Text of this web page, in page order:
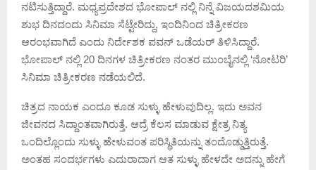
ನಟಿಸುತ್ತಿದ್ದಾರೆ. ಮಧ್ಯಪ್ರದೇಶದ ಭೋಪಾಲ್ ನಲ್ಲಿ ನಿನ್ನೆ ವಿಜಯದಶಮಿಯ
ಶುಭ ದಿನದಂದು ಸಿನಿಮಾ ಸೆಟ್ಟೇರಿದ್ದು, ಇಂದಿನಿಂದ ಚಿತ್ರೀಕರಣ
ಆರಂಭವಾಗಿದೆ ಎಂದು ನಿರ್ದೇಶಕ ಪವನ್ ಒಡೆಯರ್ ತಿಳಿಸಿದ್ದಾರೆ.
ಭೋಪಾಲ್ ನಲ್ಲಿ 20 ದಿನಗಳ ಚಿತ್ರೀಕರಣ ನಂತರ ಮುಂಬೈನಲ್ಲಿ ‘ನೋಟರಿ’
ಸಿನಿಮಾ ಚಿತ್ರೀಕರಣ ನಡೆಯಲಿದೆ.
ಚಿತ್ರದ ನಾಯಕ ಎಂದೂ ಕೂಡ ಸುಳ್ಳು ಹೇಳುವುದಿಲ್ಲ. ಇದು ಅವನ
ಜೀವನದ ಸಿದ್ದಾಂತವಾಗಿರುತ್ತೆ. ಆದ್ರೆ ಕೆಲಸ ಮಾಡುವ ಕ್ಷೇತ್ರ ನಿತ್ಯ
ಒಂದಿಲ್ಲೊಂದು ಸುಳ್ಳು ಹೇಳುವಂತ ಪರಿಸ್ಥಿತಿಯನ್ನು ತಂದೊಡ್ಡುತ್ತಿರುತ್ತೆ.
ಅಂತಹ ಸಂದರ್ಭಗಳು ಎದುರಾದಾಗ ಆತ ಸುಳ್ಳು ಹೇಳದೇ ಅದನ್ನು ಹೇಗೆ